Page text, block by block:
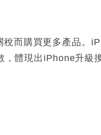
而購買更多產品。
體現出iPhone升級